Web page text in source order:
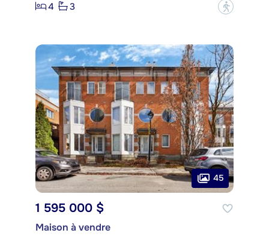
4
3 ?
45
1 595 000 $
Maison à vendre